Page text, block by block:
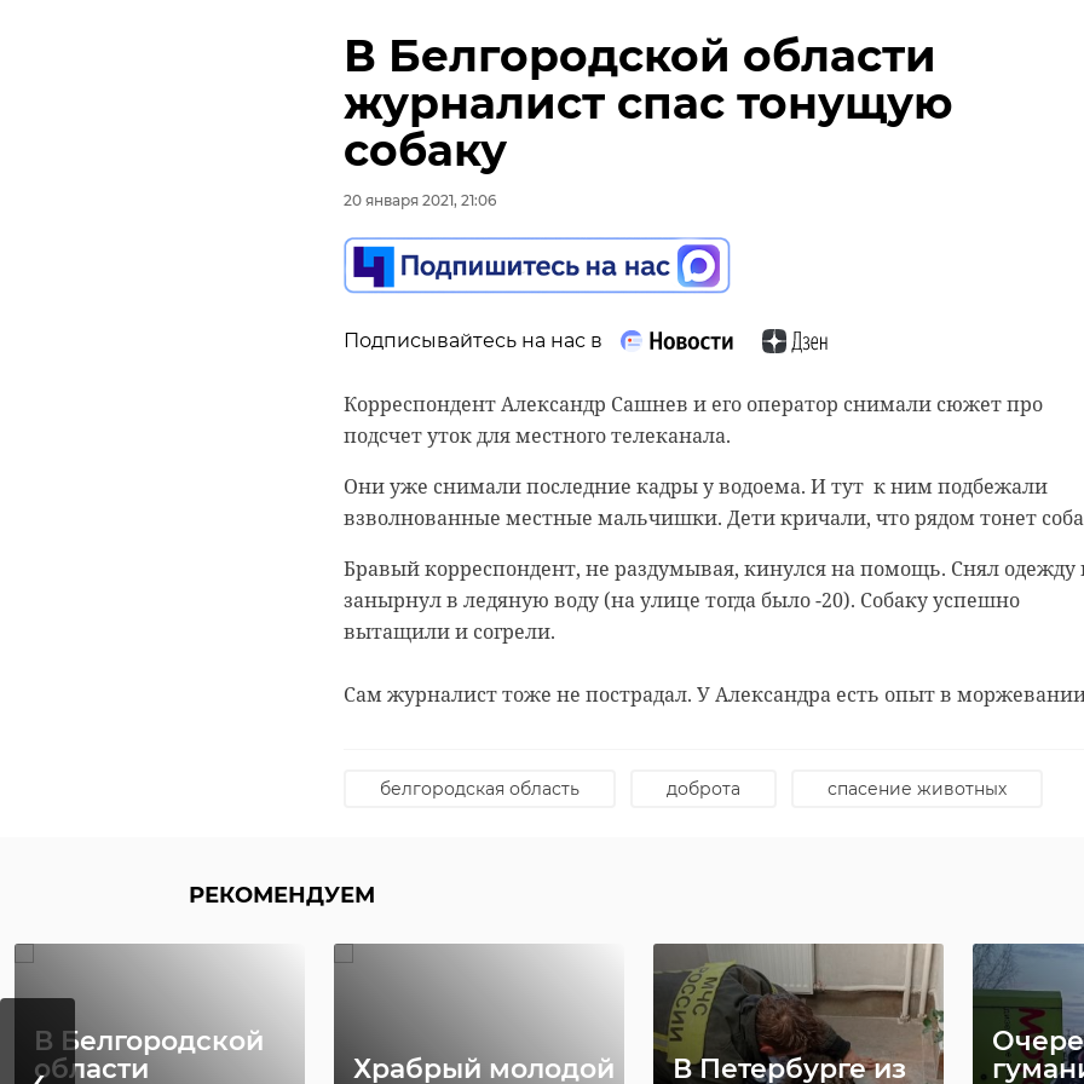
В Белгородской области
журналист спас тонущую
собаку
20 января 2021, 21:06
Подписывайтесь на нас в
Корреспондент Александр Сашнев и его оператор снимали сюжет про
подсчет уток для местного телеканала.
Они уже снимали последние кадры у водоема. И тут к ним подбежали
взволнованные местные мальчишки. Дети кричали, что рядом тонет
Бравый корреспондент, не раздумывая, кинулся на помощь. Снял одежду
занырнул в ледяную воду (на улице тогда было -20). Собаку успешно
вытащили и согрели.
Сам журналист тоже не пострадал. У Александра есть опыт в
белгородская область доброта спасение животных
РЕКОМЕНДУЕМ
В Белгородской
области
Храбрый молодой
В Петербурге из